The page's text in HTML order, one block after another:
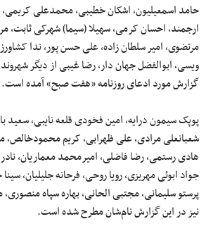
حامد اسمعیلیون، اشکان خطیبی، محمدعلی کریمی،
ارجمند، احسان کرمی، سهیلا (سیما) شهرکی ثابت،
مرتضوی، امیر سلطان زاده، علی حسن پور، ندا
ویسی، ابوالفضل جهان دار، رضا غیبی از دیگر
گزارش مورد ادعای روزنامه «هفت صبح» آمده است.
پوپک سیمون درایه، امین فخودی قلعه نایبی، سعید
شعبانعلی مرادی، علی ظهرابی، کریم محمودخالص،
هادی رستمی، رضا فاضلی، امیرمحمد معماریان،
جواد ابوئی مهریزی، رویا روحی، فرحانه جلیلیان، سینا
پرستو سلیمانی، مجتبی الحانی، بهاره سپاه
نیز در این گزارش نام‌شان مطرح شده است.